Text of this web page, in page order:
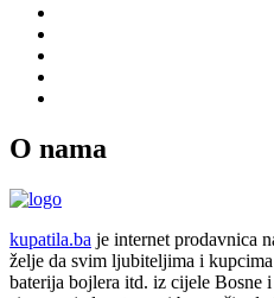
O nama
kupatila.ba je internet prodavnica
želje da svim ljubiteljima i
baterija bojlera itd. iz cijele Bosne